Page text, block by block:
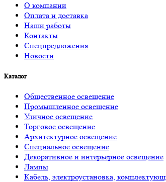
О компании
Оплата и доставка
Наши работы
Контакты
Спецпредложения
Новости
Каталог
Общественное освещение
Промышленное освещение
Уличное освещение
Торговое освещение
Архитектурное освещение
Специальное освещение
Декоративное и интерьерное освещение
Лампы
Кабель, электроустановка,